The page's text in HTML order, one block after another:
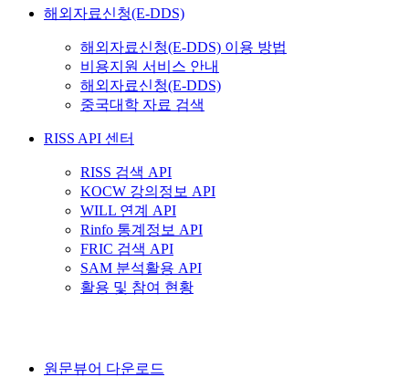
해외자료신청(E-DDS)
해외자료신청(E-DDS) 이용 방법
비용지원 서비스 안내
해외자료신청(E-DDS)
중국대학 자료 검색
RISS API 센터
RISS 검색 API
KOCW 강의정보 API
WILL 연계 API
Rinfo 통계정보 API
FRIC 검색 API
SAM 분석활용 API
활용 및 참여 현황
원문뷰어 다운로드